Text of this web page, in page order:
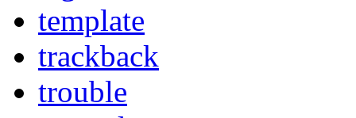
template
trackback
trouble